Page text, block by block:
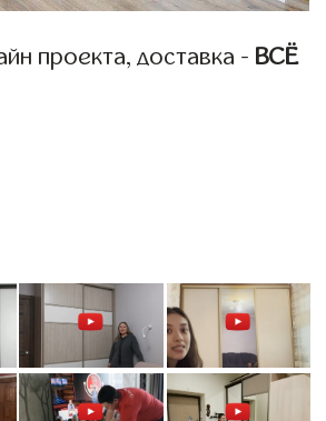
проекта, доставка - ВСЁ